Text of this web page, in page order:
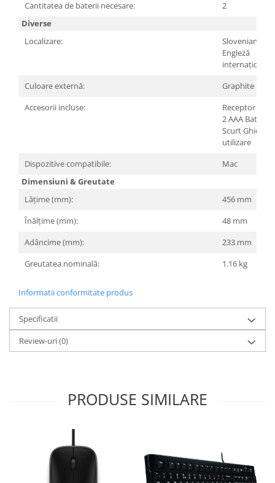
Cantitatea de baterii necesare:
2
Diverse
Localizare:
Slovenian
Engleză
internațională
Culoare externă:
Graphite
Accesorii incluse:
Receptor USB
2 AAA Baterie
Scurt Ghid de
utilizare
Dispozitive compatibile:
Mac
Dimensiuni & Greutate
Lățime (mm):
456 mm
Înălțime (mm):
48 mm
Adâncime (mm):
233 mm
Greutatea nominală:
1.16 kg
Informatii conformitate produs
Specificatii
Review-uri(0)
PRODUSE SIMILARE